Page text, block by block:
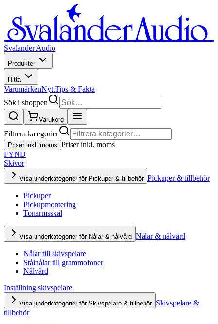
Svalander Audio
Produkter
Hitta
VarumärkenNyttTips & Fakta
Sök i shoppen
Varukorg
Filtrera kategorier
Priser inkl. moms Priser inkl. moms
FYND
Skivor
Visa underkategorier för Pickuper & tillbehör Pickuper & tillbehör
Pickuper
Pickupmontering
Tonarmsskal
Visa underkategorier för Nålar & nålvård Nålar & nålvård
Nålar till skivspelare
Stålnålar till grammofoner
Nålvård
Inställning skivspelare
Visa underkategorier för Skivspelare & tillbehör Skivspelare &
tillbehör